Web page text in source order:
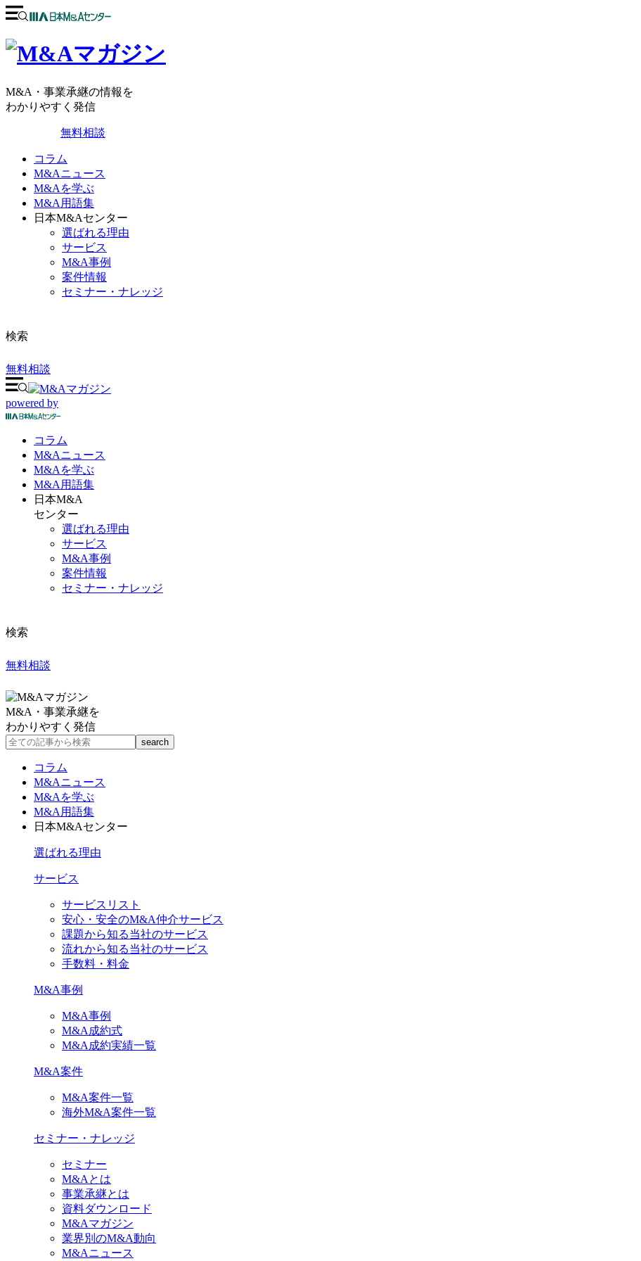
M&A・事業承継の情報を
わかりやすく発信
無料相談
コラム
M&Aニュース
M&Aを学ぶ
M&A用語集
日本M&Aセンター
選ばれる理由
サービス
M&A事例
案件情報
セミナー・ナレッジ
検索
無料相談
powered by
コラム
M&Aニュース
M&Aを学ぶ
M&A 用語集
日本M&A
センター
選ばれる理由
サービス
M&A事例
案件情報
セミナー・ナレッジ
検索
無料相談
M&A・事業承継を
わかりやすく発信
コラム
M&Aニュース
M&Aを学ぶ
M&A用語集
日本M&Aセンター
選ばれる理由
サービス
サービスリスト
安心・安全のM&A仲介サービス
課題から知る当社のサービス
流れから知る当社のサービス
手数料・料金
M&A事例
M&A事例
M&A成約式
M&A成約実績一覧
M&A案件
M&A案件一覧
海外M&A案件一覧
セミナー・ナレッジ
セミナー
M&Aとは
事業承継とは
資料ダウンロード
M&Aマガジン
業界別のM&A動向
M&Aニュース